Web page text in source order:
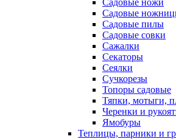
Садовые ножи
Садовые
Садовые пилы
Садовые совки
Сажалки
Секаторы
Сеялки
Сучкорезы
Топоры садовые
Тяпки, мотыги,
Черенки и
Ямобуры
Теплицы, парники и